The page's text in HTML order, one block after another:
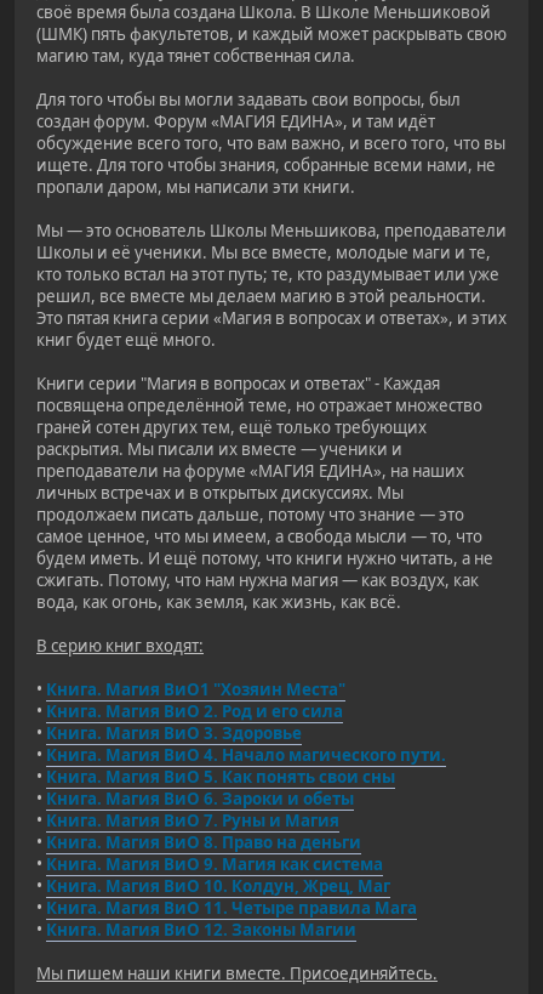
своё время была создана Школа. В Школе Меньшиковой
(ШМК) пять факультетов, и каждый может раскрывать свою
магию там, куда тянет собственная сила.
Для того чтобы вы могли задавать свои вопросы, был
создан форум. Форум «МАГИЯ ЕДИНА», и там идёт
обсуждение всего того, что вам важно, и всего того, что вы
ищете. Для того чтобы знания, собранные всеми нами, не
пропали даром, мы написали эти книги.
Мы — это основатель Школы Меньшикова, преподаватели
Школы и её ученики. Мы все вместе, молодые маги и те,
кто только встал на этот путь; те, кто раздумывает или уже
решил, все вместе мы делаем магию в этой реальности.
Это пятая книга серии «Магия в вопросах и ответах», и этих
книг будет ещё много.
Книги серии "Магия в вопросах и ответах" - Каждая
посвящена определённой теме, но отражает множество
граней сотен других тем, ещё только требующих
раскрытия. Мы писали их вместе — ученики и
преподаватели на форуме «МАГИЯ ЕДИНА», на наших
личных встречах и в открытых дискуссиях. Мы
продолжаем писать дальше, потому что знание — это
самое ценное, что мы имеем, а свобода мысли — то, что
будем иметь. И ещё потому, что книги нужно читать, а не
сжигать. Потому, что нам нужна магия — как воздух, как
вода, как огонь, как земля, как жизнь, как всё.
В серию книг входят:
• Книга. Магия ВиО1 "Хозяин Места"
• Книга. Магия ВиО 2. Род и его сила
• Книга. Магия ВиО 3. Здоровье
• Книга. Магия ВиО 4. Начало магического пути.
• Книга. Магия ВиО 5. Как понять свои сны
• Книга. Магия ВиО 6. Зароки и обеты
• Книга. Магия ВиО 7. Руны и Магия
• Книга. Магия ВиО 8. Право на деньги
• Книга. Магия ВиО 9. Магия как система
• Книга. Магия ВиО 10. Колдун, Жрец, Маг
• Книга. Магия ВиО 11. Четыре правила Мага
• Книга. Магия ВиО 12. Законы Магии
Мы пишем наши книги вместе. Присоединяйтесь.